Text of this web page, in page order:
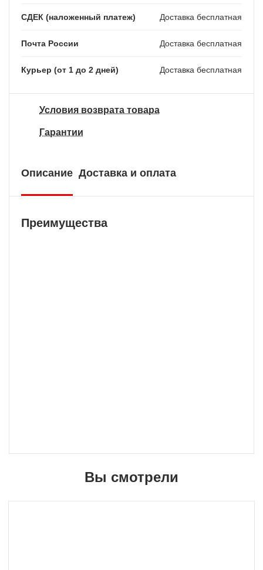
СДЕК (наложенный платеж) Доставка бесплатная
Почта России Доставка бесплатная
Курьер (от 1 до 2 дней) Доставка бесплатная
Условия возврата товара
Гарантии
Описание Доставка и оплата
Преимущества
Вы смотрели